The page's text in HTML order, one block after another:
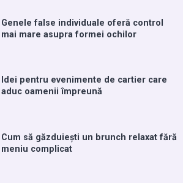
Genele false individuale oferă control
mai mare asupra formei ochilor
Idei pentru evenimente de cartier care
aduc oamenii împreună
Cum să găzduiești un brunch relaxat fără
meniu complicat